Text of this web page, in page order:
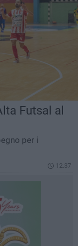
Futsal al
per i
12.37